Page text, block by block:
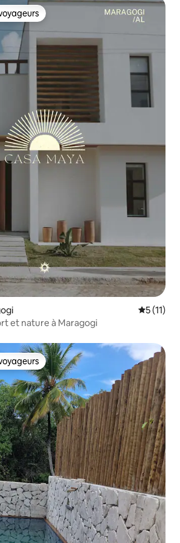
parmi les plus aimés
Note
5 (11)
et nature à Maragogi
parmi les plus aimés